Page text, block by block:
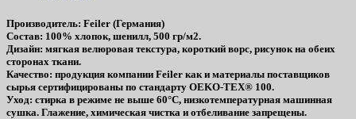
Производитель: Feiler (Германия)
Состав: 100% хлопок, шенилл, 500 гр/м2.
Дизайн: мягкая велюровая текстура, короткий ворс, рисунок на обеих
сторонах ткани.
Качество: продукция компании Feiler как и материалы поставщиков
сырья сертифицированы по стандарту OEKO-TEX® 100.
Уход: стирка в режиме не выше 60°C, низкотемпературная машинная
сушка. Глажение, химическая чистка и отбеливание запрещены.